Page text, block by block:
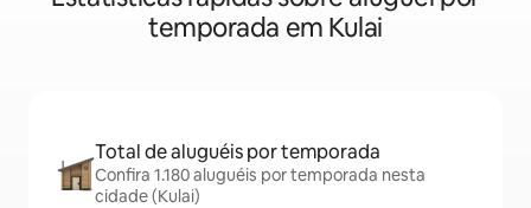
temporada em Kulai
Total de aluguéis por temporada
Confira 1.180 aluguéis por temporada nesta
cidade (Kulai)